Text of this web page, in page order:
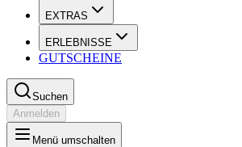
EXTRAS
ERLEBNISSE
GUTSCHEINE
Suchen
Anmelden
Menü umschalten